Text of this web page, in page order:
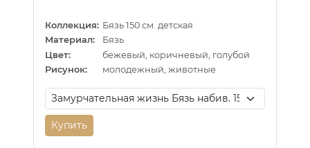
Коллекция: Бязь 150 см. детская
Материал:
Бязь
Цвет:
бежевый, коричневый, голубой
Рисунок:
молодежный, животные
Купить